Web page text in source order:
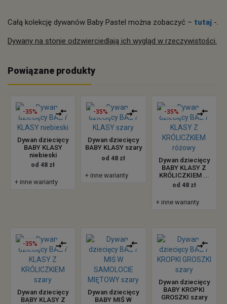
Całą kolekcję dywanów Baby Pastel można zobaczyć – tutaj -.
Dywany na stonie odzwierciedlają ich wygląd w rzeczywistości.
Powiązane produkty
-35%
Dywan dziecięcy
BABY KLASY
niebieski
od 48 zł
+ inne warianty
-35%
Dywan dziecięcy
BABY KLASY szary
od 48 zł
+ inne warianty
-35%
Dywan dziecięcy
BABY KLASY Z
KRÓLICZKIEM ...
od 48 zł
+ inne warianty
-35%
Dywan dziecięcy
BABY KLASY Z
Dywan dziecięcy
BABY MIŚ W
Dywan dziecięcy
BABY KROPKI
GROSZKI szary